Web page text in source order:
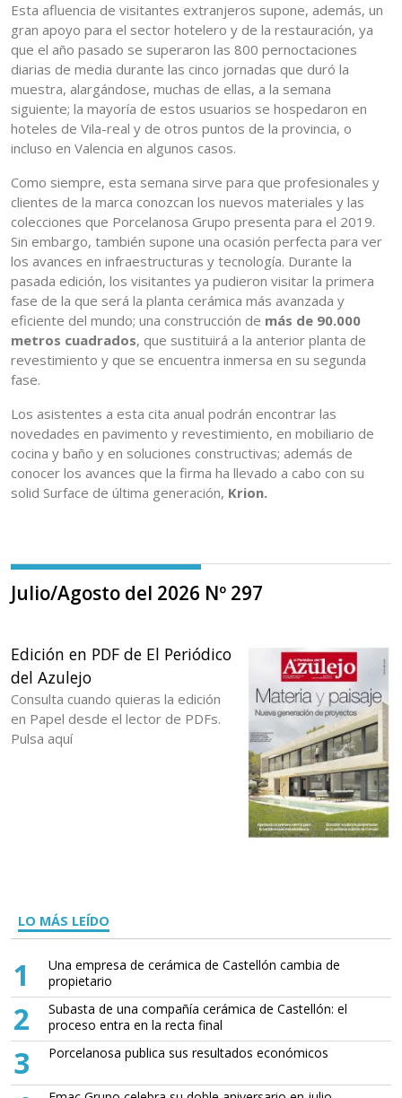
Esta afluencia de visitantes extranjeros supone, además, un
gran apoyo para el sector hotelero y de la restauración, ya
que el año pasado se superaron las 800 pernoctaciones
diarias de media durante las cinco jornadas que duró la
muestra, alargándose, muchas de ellas, a la semana
siguiente; la mayoría de estos usuarios se hospedaron en
hoteles de Vila-real y de otros puntos de la provincia, o
incluso en Valencia en algunos casos.
Como siempre, esta semana sirve para que profesionales y
clientes de la marca conozcan los nuevos materiales y las
colecciones que Porcelanosa Grupo presenta para el 2019.
Sin embargo, también supone una ocasión perfecta para ver
los avances en infraestructuras y tecnología. Durante la
pasada edición, los visitantes ya pudieron visitar la primera
fase de la que será la planta cerámica más avanzada y
eficiente del mundo; una construcción de más de 90.000
metros cuadrados, que sustituirá a la anterior planta de
revestimiento y que se encuentra inmersa en su segunda
fase.
Los asistentes a esta cita anual podrán encontrar las
novedades en pavimento y revestimiento, en mobiliario de
cocina y baño y en soluciones constructivas; además de
conocer los avances que la firma ha llevado a cabo con su
solid Surface de última generación, Krion.
Julio/Agosto del 2026 Nº 297
Edición en PDF de El Periódico
del Azulejo
Consulta cuando quieras la edición
en Papel desde el lector de PDFs.
Pulsa aquí
LO MÁS LEÍDO
1
Una empresa de cerámica de Castellón cambia de
propietario
2
Subasta de una compañía cerámica de Castellón: el
proceso entra en la recta final
3 Porcelanosa publica sus resultados económicos